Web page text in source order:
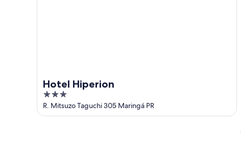
Hotel Hiperion
3
out
of
R. Mitsuzo Taguchi 305 Maringá PR